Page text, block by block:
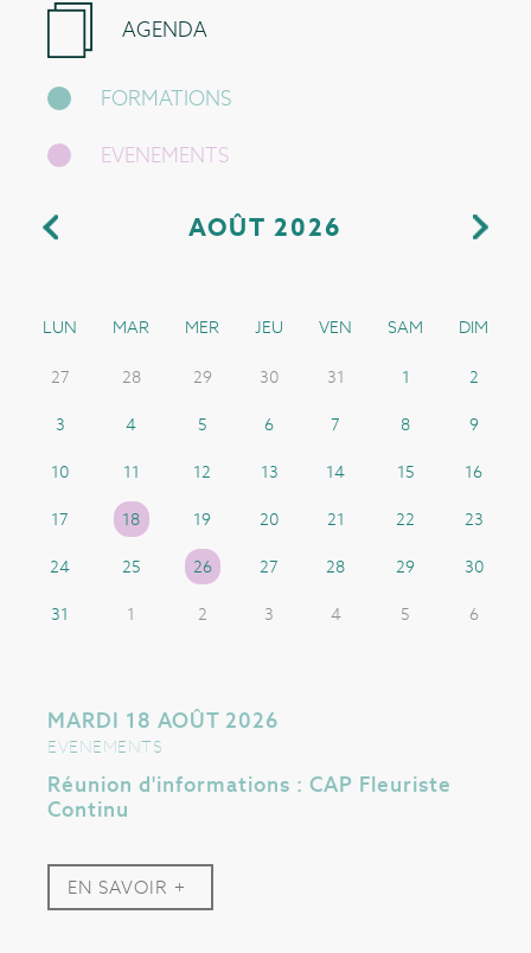
AGENDA
FORMATIONS
EVENEMENTS
AOÛT 2026
LUN MAR MER JEU VEN SAM DIM
27 28 29 30 31 1 2
3 4 5 6 7 8 9
10 11 12 13 14 15 16
17 18 19 20 21 22 23
24 25 26 27 28 29 30
31 1 2 3 4 5 6
MARDI 18 AOÛT 2026
EVENEMENTS
Réunion d'informations : CAP Fleuriste
Continu
EN SAVOIR +